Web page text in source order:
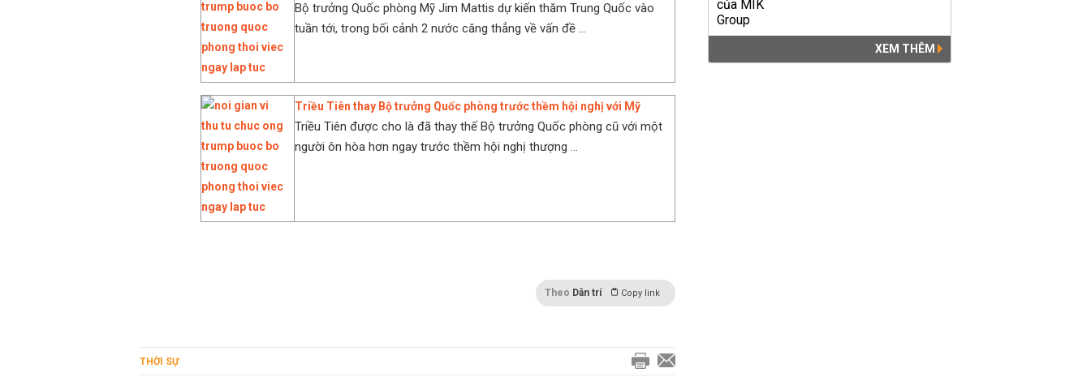
Bộ trưởng Quốc phòng Mỹ Jim Mattis dự kiến thăm Trung Quốc vào
tuần tới, trong bối cảnh 2 nước căng thẳng về vấn đề ...
Triều Tiên thay Bộ trưởng Quốc phòng trước thềm hội nghị với Mỹ
Triều Tiên được cho là đã thay thế Bộ trưởng Quốc phòng cũ với một
người ôn hòa hơn ngay trước thềm hội nghị thượng ...
Theo Dân trí Copy link
THỜI SỰ
XEM THÊM